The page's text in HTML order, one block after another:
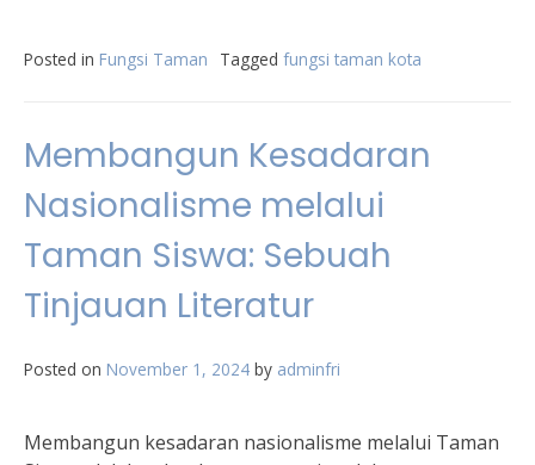
Posted in Fungsi Taman Tagged fungsi taman kota
Membangun Kesadaran
Nasionalisme melalui
Taman Siswa: Sebuah
Tinjauan Literatur
Posted on November 1, 2024 by adminfri
Membangun kesadaran nasionalisme melalui Taman